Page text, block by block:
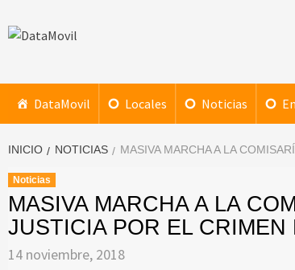
al
DataMovil
DataMovil Locales Noticias
INICIO NOTICIAS MASIVA MARCHA A LA
Noticias
MASIVA MARCHA A LA
JUSTICIA POR EL CRIMEN
14 noviembre, 2018